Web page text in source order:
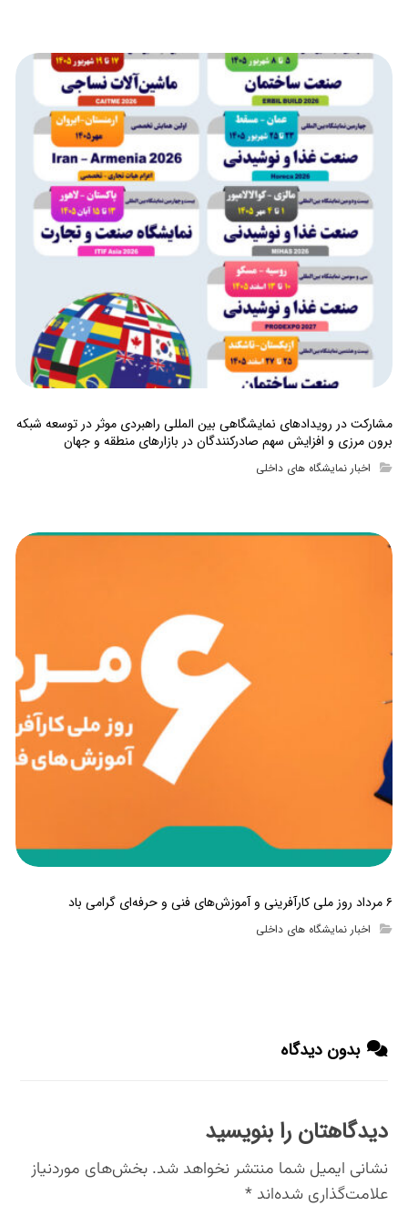
مشارکت در رویدادهای نمایشگاهی بین المللی راهبردی موثر در توسعه شبکه
برون مرزی و افزایش سهم صادرکنندگان در بازارهای منطقه و جهان
اخبار نمایشگاه های داخلی
۶ مرداد روز ملی کارآفرینی و آموزش‌های فنی و حرفه‌ای گرامی باد
اخبار نمایشگاه های داخلی
بدون دیدگاه
دیدگاهتان را بنویسید
نشانی ایمیل شما منتشر نخواهد شد. بخش‌های موردنیاز
علامت‌گذاری شده‌اند*